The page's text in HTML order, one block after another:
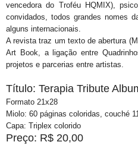
vencedora do Troféu HQMIX),
convidados, todos grandes nomes
alguns internacionais.
A revista traz um texto de abertura
Art Book, a ligação entre
projetos e parcerias entre artistas.
Título: Terapia Tribute
Formato 21x28
Miolo: 60 páginas coloridas, couché
Capa: Triplex colorido
Preço: R$ 20,00